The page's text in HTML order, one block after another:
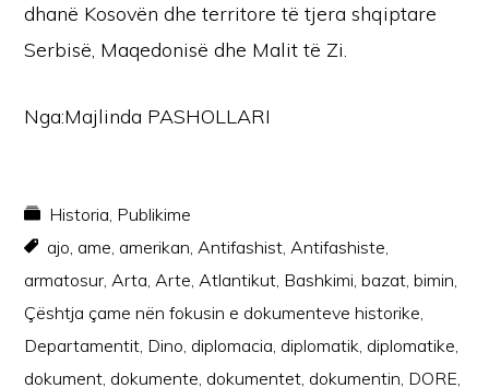
dhanë Kosovën dhe territore të tjera shqiptare
Serbisë, Maqedonisë dhe Malit të Zi.
Nga:Majlinda PASHOLLARI
Historia, Publikime
ajo, ame, amerikan,Antifashist,Antifashiste,
armatosur,Arta,Arte,Atlantikut, Bashkimi,bazat,bimin,
Çështja çame nën fokusin e dokumenteve historike,
Departamentit, Dino, diplomacia, diplomatik, diplomatike,
dokument, dokumente, dokumentet, dokumentin, DORE,